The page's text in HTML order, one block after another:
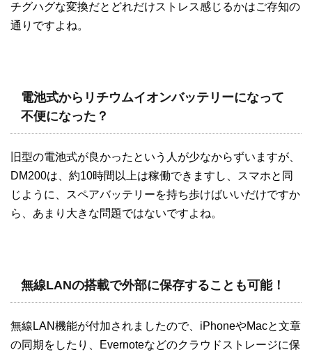
チグハグな変換だとどれだけストレス感じるかはご存知の
通りですよね。
電池式からリチウムイオンバッテリーになって
不便になった？
旧型の電池式が良かったという人が少なからずいますが、
DM200は、約10時間以上は稼働できますし、スマホと同
じように、スペアバッテリーを持ち歩けばいいだけですか
ら、あまり大きな問題ではないですよね。
無線LANの搭載で外部に保存することも可能！
無線LAN機能が付加されましたので、iPhoneやMacと文章
の同期をしたり、Evernoteなどのクラウドストレージに保